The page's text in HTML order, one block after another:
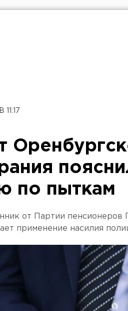
по пыткам
от Партии пенсионеров
применение насилия